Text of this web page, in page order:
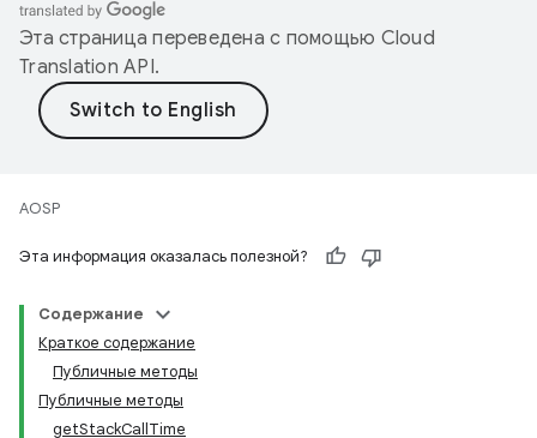
Эта страница переведена с помощью Cloud
Translation API.
AOSP
Эта информация оказалась полезной?
Содержание
Краткое содержание
Публичные методы
Публичные методы
getStackCallTime